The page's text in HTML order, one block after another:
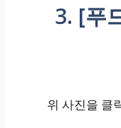
3. [푸
위 사진을 클